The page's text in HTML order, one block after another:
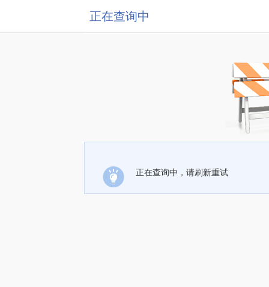
正在查询中
正在查询中，请刷新重试